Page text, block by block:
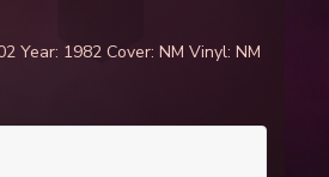
Year: 1982 Cover: NM Vinyl: NM